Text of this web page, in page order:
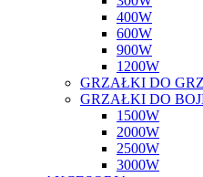
400W
600W
900W
1200W
GRZAŁKI DO
GRZAŁKI DO
1500W
2000W
2500W
3000W